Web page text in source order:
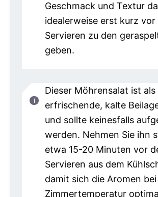
Geschmack und Textur
idealerweise erst kurz vor
Servieren zu den
geben.
Dieser Möhrensalat ist als
erfrischende, kalte
und sollte keinesfalls
werden. Nehmen Sie ihn
etwa 15-20 Minuten vor
Servieren aus dem
damit sich die Aromen
Zimmertemperatur